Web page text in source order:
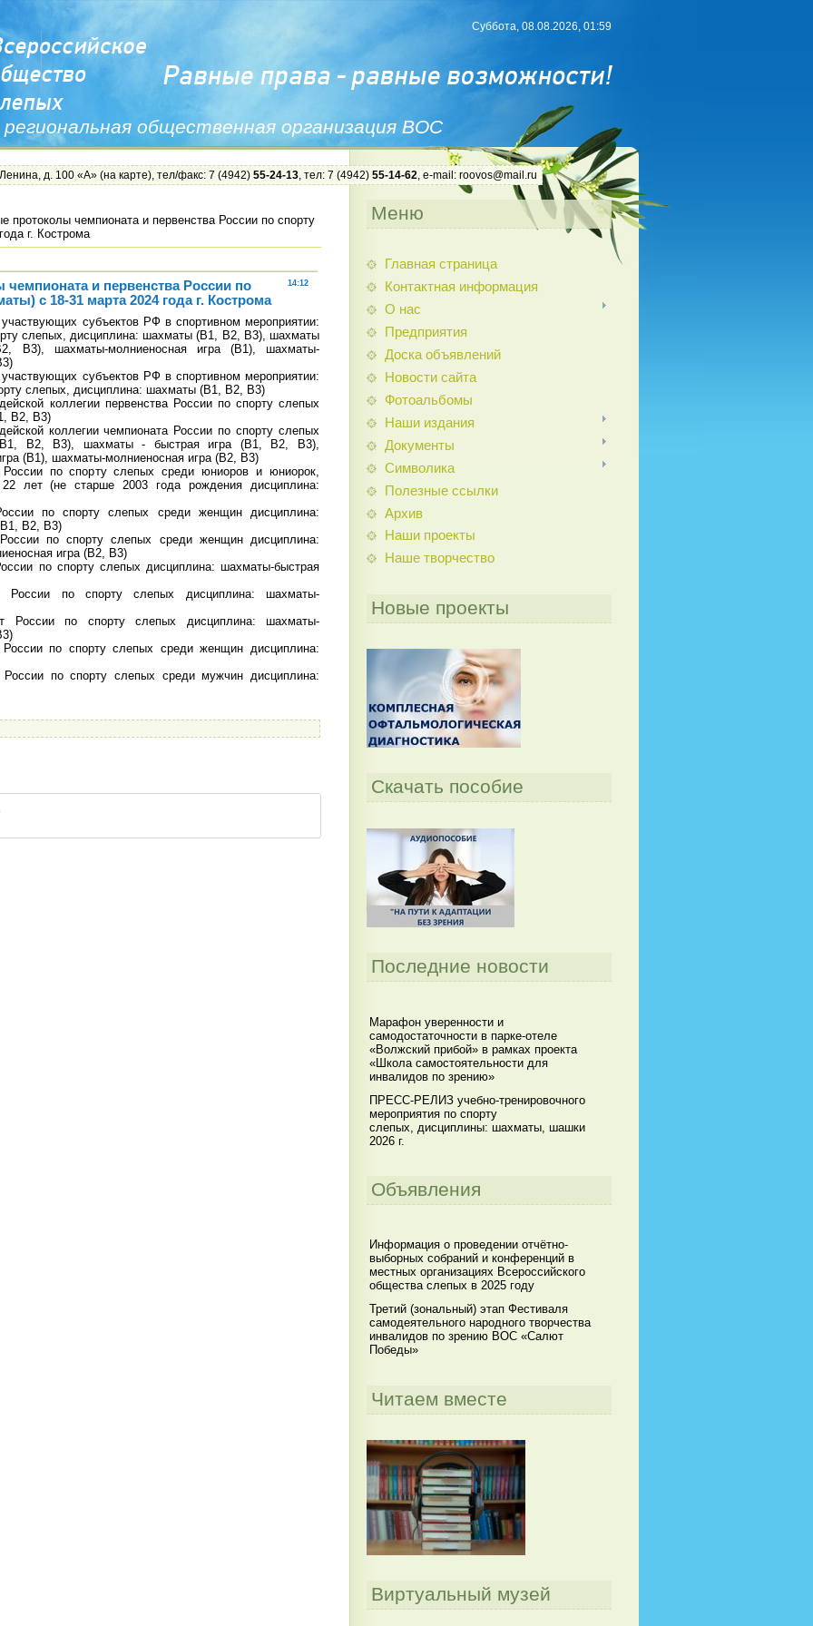
общественная организация ВОС
Суббота, 08.08.2026, 01:59
д. 100 «А» (на карте), тел/факс: 7 (4942) 55-24-13, тел: 7 (4942) 55-14-62, e-mail: roovos@mail.ru
протоколы чемпионата и первенства России по спорту
г. Кострома
14:12
чемпионата и первенства России по
с 18-31 марта 2024 года г. Кострома
субъектов РФ в спортивном мероприятии:
слепых, дисциплина: шахматы (В1, В2, В3), шахматы
В3), шахматы-молниеносная игра (В1), шахматы-
субъектов РФ в спортивном мероприятии:
слепых, дисциплина: шахматы (В1, В2, В3)
коллегии первенства России по спорту слепых
В2, В3)
коллегии чемпионата России по спорту слепых
В2, В3), шахматы - быстрая игра (В1, В2, В3),
(В1), шахматы-молниеносная игра (В2, В3)
по спорту слепых среди юниоров и юниорок,
лет (не старше 2003 года рождения дисциплина:
по спорту слепых среди женщин дисциплина:
В2, В3)
по спорту слепых среди женщин дисциплина:
игра (В2, В3)
по спорту слепых дисциплина: шахматы-быстрая
России по спорту слепых дисциплина: шахматы-
России по спорту слепых дисциплина: шахматы-
по спорту слепых среди женщин дисциплина:
по спорту слепых среди мужчин дисциплина:
Меню
Главная страница
Контактная информация
О нас
Предприятия
Доска объявлений
Новости сайта
Фотоальбомы
Наши издания
Документы
Символика
Полезные ссылки
Архив
Наши проекты
Наше творчество
Новые проекты
Скачать пособие
Последние новости
Марафон уверенности и
самодостаточности в парке-отеле
«Волжский прибой» в рамках проекта
«Школа самостоятельности для
инвалидов по зрению»
ПРЕСС-РЕЛИЗ учебно-тренировочного
мероприятия по спорту
слепых, дисциплины: шахматы, шашки
2026 г.
Объявления
Информация о проведении отчётно-
выборных собраний и конференций в
местных организациях Всероссийского
общества слепых в 2025 году
Третий (зональный) этап Фестиваля
самодеятельного народного творчества
инвалидов по зрению ВОС «Салют
Победы»
Читаем вместе
Виртуальный музей